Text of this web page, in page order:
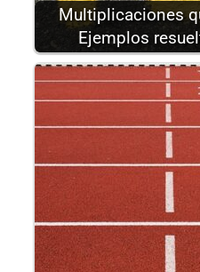
Multiplicaciones
Ejemplos